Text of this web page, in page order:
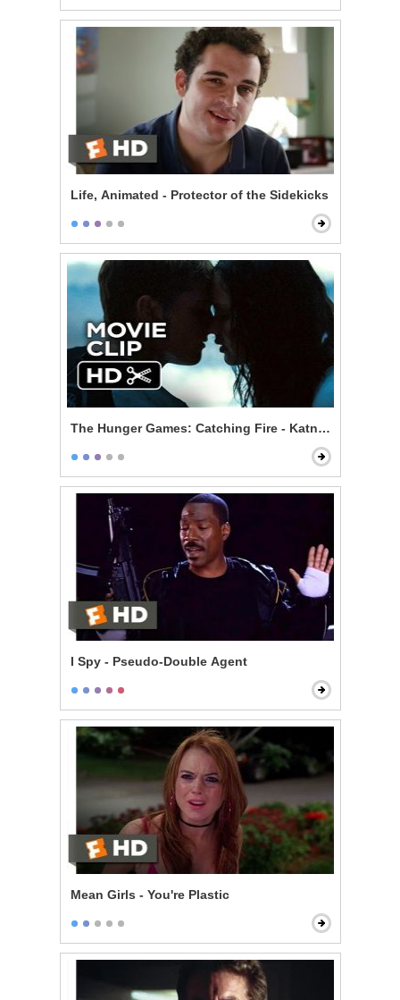
Life, Animated - Protector of the Sidekicks
The Hunger Games: Catching Fire - Katniss and Peeta
I Spy - Pseudo-Double Agent
Mean Girls - You're Plastic